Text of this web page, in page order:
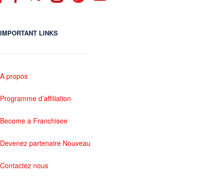
IMPORTANT LINKS
A propos
Programme d’affiliation
Become a Franchisee
Devenez partenaire Nouveau
Contactez nous